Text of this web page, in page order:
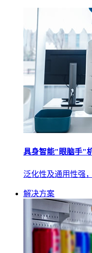
具身智能"眼脑手"
泛化性及通用性强
解决方案